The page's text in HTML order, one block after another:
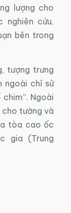
lượng cho
cứu,
bên trong
tượng trưng
ngoài chỉ sử
Ngoài
tường và
tòa cao ốc
gia (Trung